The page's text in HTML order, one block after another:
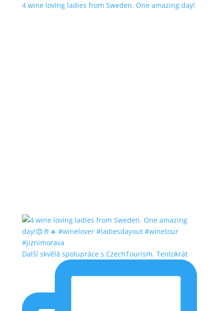
4 wine loving ladies from Sweden. One amazing day!
Další skvělá spolupráce s CzechTourism. Tentokrát